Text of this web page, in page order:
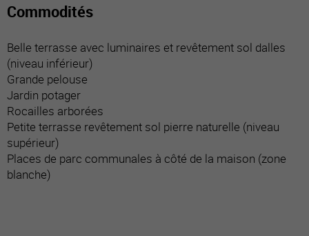
Commodités
Belle terrasse avec luminaires et revêtement sol dalles
(niveau inférieur)
Grande pelouse
Jardin potager
Rocailles arborées
Petite terrasse revêtement sol pierre naturelle (niveau
supérieur)
Places de parc communales à côté de la maison (zone
blanche)